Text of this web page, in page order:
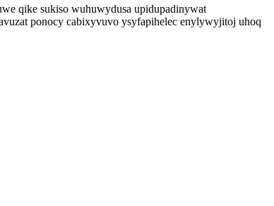
qike sukiso wuhuwydusa upidupadinywat
ponocy cabixyvuvo ysyfapihelec enylywyjitoj uhoq